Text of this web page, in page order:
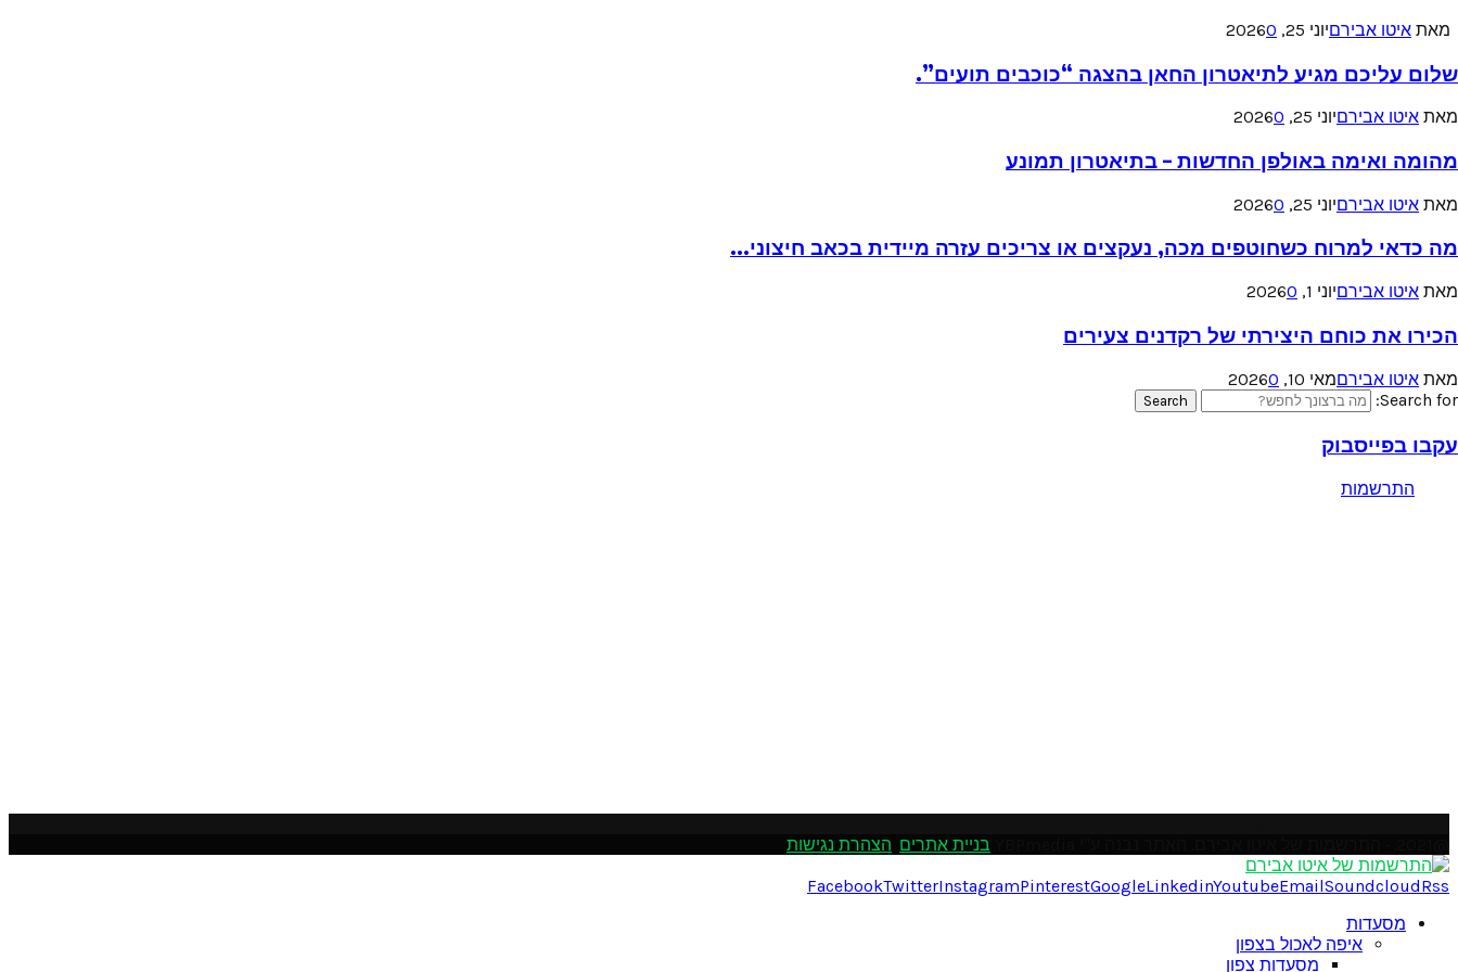
מאת איטו אבירםיוני 25, 2026 0
שלום עליכם מגיע לתיאטרון החאן בהצגה “כוכבים תועים”.
מאת איטו אבירםיוני 25, 2026 0
מהומה ואימה באולפן החדשות – בתיאטרון תמונע
מאת איטו אבירםיוני 25, 2026 0
מה כדאי למרוח כשחוטפים מכה, נעקצים או צריכים עזרה מיידית בכאב חיצוני...
מאת איטו אבירםיוני 1, 2026 0
הכירו את כוחם היצירתי של רקדנים צעירים
מאת איטו אבירםמאי 10, 2026
0
Search for:
Search
עקבו בפייסבוק
התרשמות
בניית אתרים הצהרת נגישות
FacebookTwitterInstagramPinterestGoogleLinkedinYoutubeEmailSoundcloudRss
מסעדות
איפה לאכול בצפון
מסעדות צפון